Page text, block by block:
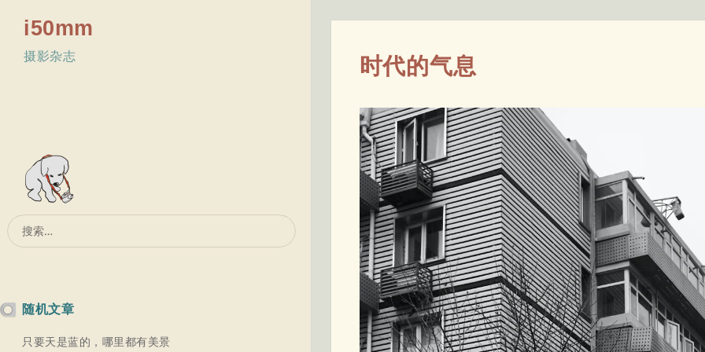
i50mm
摄影杂志
搜
索：
随机文章
只要天是蓝的，哪里都有美景
时代的气息